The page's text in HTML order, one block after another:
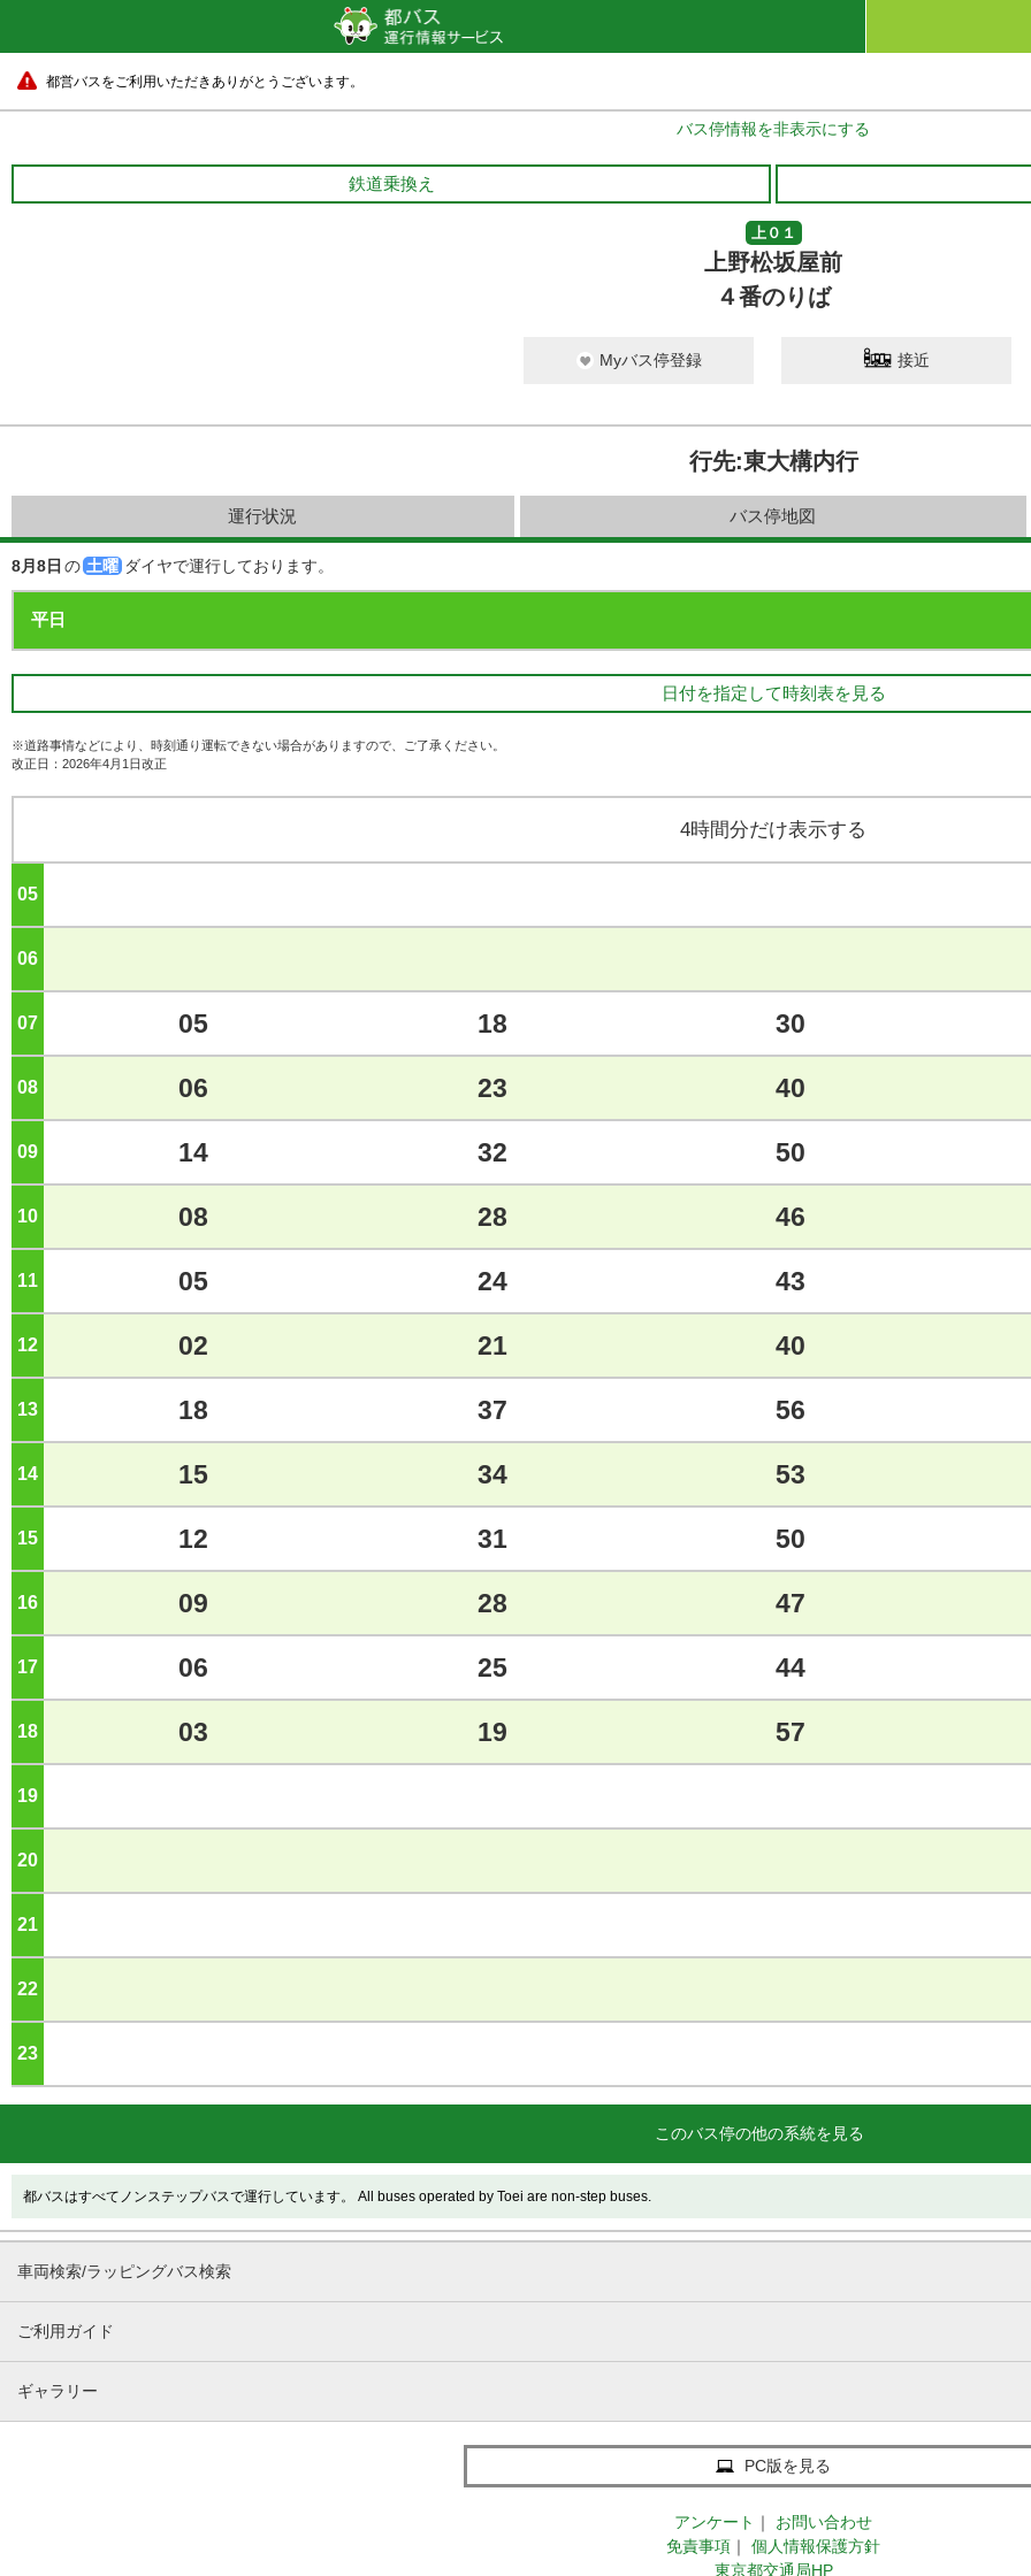
都営バスをご利用いただきありがとうございます。
バス停情報を非表示にする
鉄道乗換え
上０１
上野松坂屋前
４番のりば
Myバス停登録 接近
行先:東大構内行
運行状況 バス停地図
8月8日 の 土曜 ダイヤで運行しております。
日付を指定して時刻表を見る
※道路事情などにより、時刻通り運転できない場合がありますので、ご了承ください。
改正日：2026年4月1日改正
4時間分だけ表示する
05
06
07 05 18 30
08 06 23 40
09 14 32 50
10 08 28 46
11 05 24 43
12 02 21 40
13 18 37 56
14 15 34 53
15 12 31 50
16 09 28 47
17 06 25 44
18 03 19 57
19
20
21
22
23
このバス停の他の系統を見る
都バスはすべてノンステップバスで運行しています。 All buses operated by Toei are non-step buses.
車両検索/ラッピングバス検索
ご利用ガイド
ギャラリー
PC版を見る
アンケート ｜
お問い合わせ
免責事項 ｜
個人情報保護方針
東京都交通局HP